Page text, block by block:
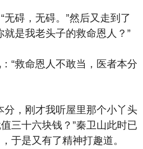
碍，无碍。”然后又走到了
就是我老头子的救命恩人？”
救命恩人不敢当，医者本分
，刚才我听屋里那个小丫头
三十六块钱？”秦卫山此时已
于是又有了精神打趣道。